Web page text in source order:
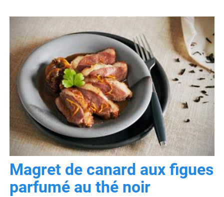
Magret de canard aux figues
parfumé au thé noir